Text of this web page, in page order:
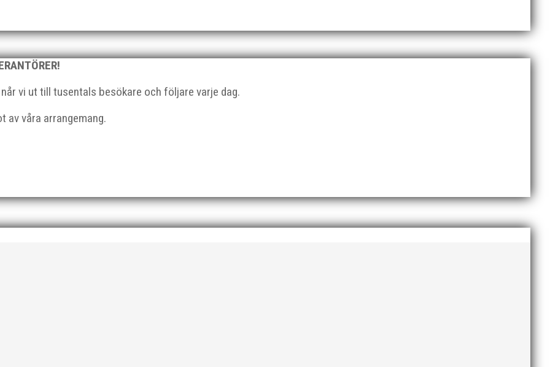
vi ut till tusentals besökare och följare varje dag.
av våra arrangemang.
Vill du vara med och skapa glädje, gemenskap och utveckling i en av Sveriges största
– MAI – söker en engagerad, strategisk, relationsbyggande och affärsinriktad...
Med sin parhäst och nära vän, Bengt Bendéus,...